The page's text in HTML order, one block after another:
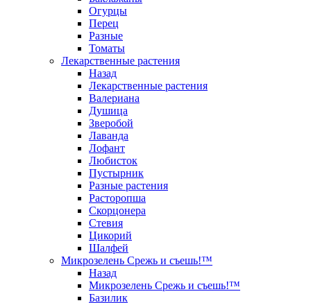
Огурцы
Перец
Разные
Томаты
Лекарственные растения
Назад
Лекарственные растения
Валериана
Душица
Зверобой
Лаванда
Лофант
Любисток
Пустырник
Разные растения
Расторопша
Скорцонера
Стевия
Цикорий
Шалфей
Микрозелень Срежь и съешь!™
Назад
Микрозелень Срежь и съешь!™
Базилик